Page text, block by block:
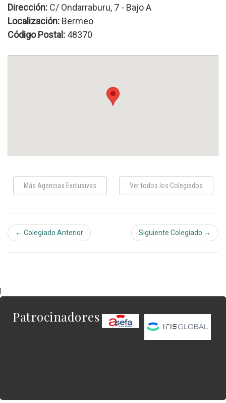
Dirección: C/ Ondarraburu, 7 - Bajo A
Localización: Bermeo
Código Postal: 48370
Más Agencias Exclusivas Ver todos los Colegiados
← Colegiado Anterior Siguiente Colegiado →
Patrocinadores